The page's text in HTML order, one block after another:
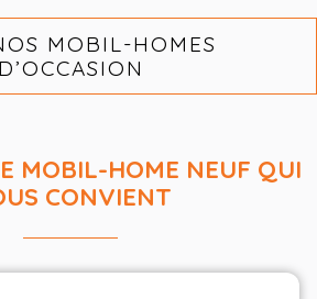
MOBIL-HOMES
D’OCCASION
MOBIL-HOME NEUF QUI
CONVIENT